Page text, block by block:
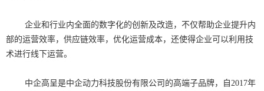
企业和行业内全面的数字化的创新及改造，不仅帮助企业提升内
部的运营效率，供应链效率，优化运营成本，还使得企业可以利用技
术进行线下运营。
中企高呈是中企动力科技股份有限公司的高端子品牌，自2017年